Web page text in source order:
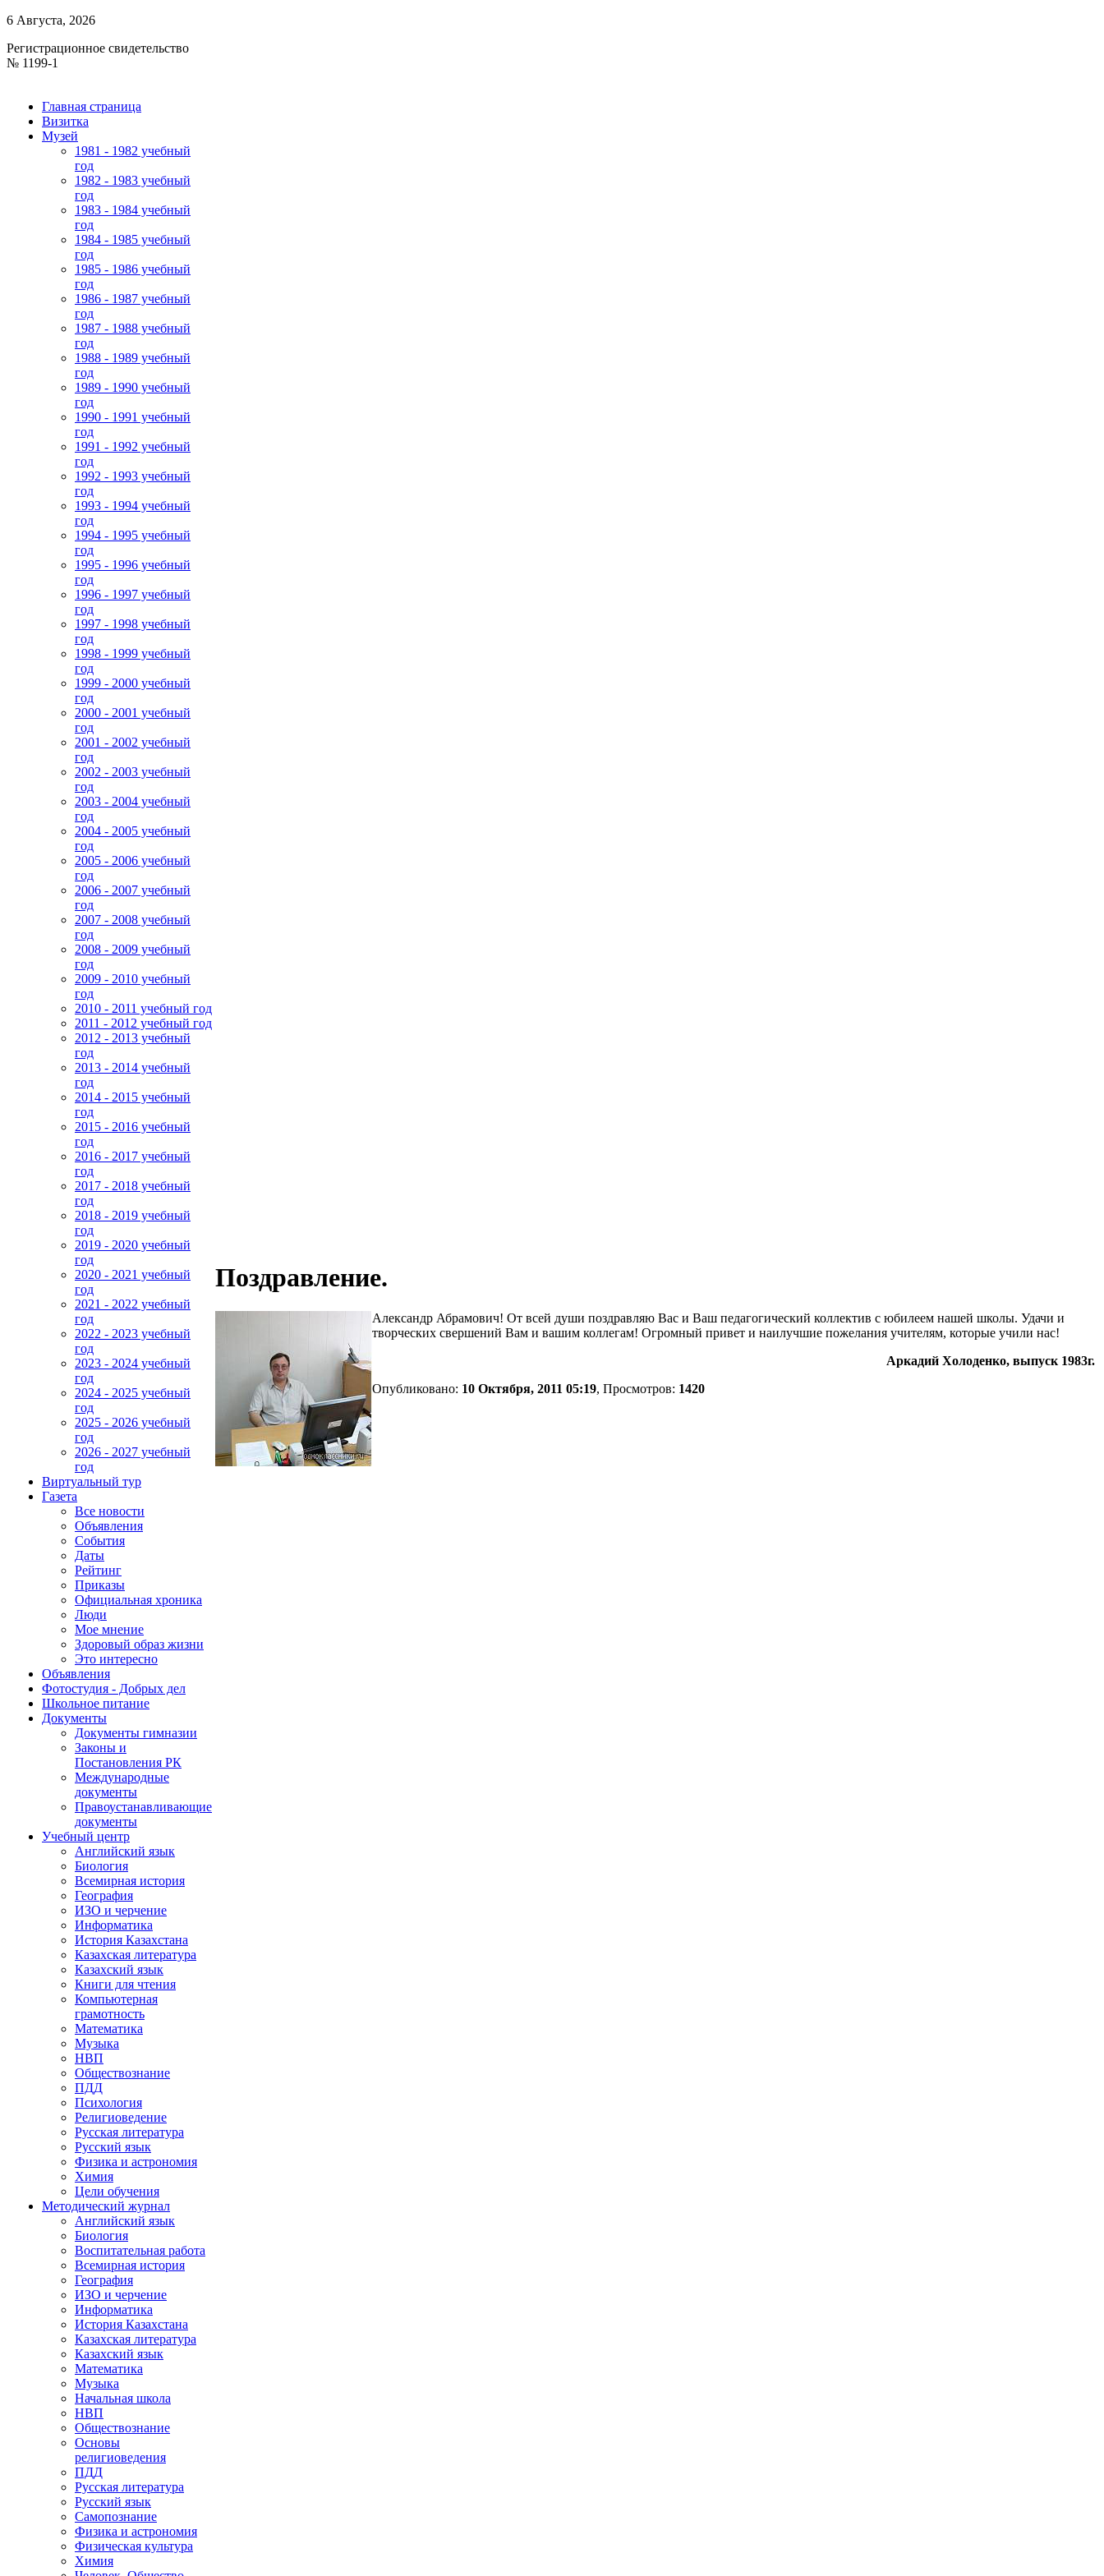
6 Августа, 2026
Регистрационное свидетельство
№ 1199-1
Главная страница
Визитка
Музей
1981 - 1982 учебный
год
1982 - 1983 учебный
год
1983 - 1984 учебный
год
1984 - 1985 учебный
год
1985 - 1986 учебный
год
1986 - 1987 учебный
год
1987 - 1988 учебный
год
1988 - 1989 учебный
год
1989 - 1990 учебный
год
1990 - 1991 учебный
год
1991 - 1992 учебный
год
1992 - 1993 учебный
год
1993 - 1994 учебный
год
1994 - 1995 учебный
год
1995 - 1996 учебный
год
1996 - 1997 учебный
год
1997 - 1998 учебный
год
1998 - 1999 учебный
год
1999 - 2000 учебный
год
2000 - 2001 учебный
год
2001 - 2002 учебный
год
2002 - 2003 учебный
год
2003 - 2004 учебный
год
2004 - 2005 учебный
год
2005 - 2006 учебный
год
2006 - 2007 учебный
год
2007 - 2008 учебный
год
2008 - 2009 учебный
год
2009 - 2010 учебный
год
2010 - 2011 учебный год
2011 - 2012 учебный год
2012 - 2013 учебный
год
2013 - 2014 учебный
год
2014 - 2015 учебный
год
2015 - 2016 учебный
год
2016 - 2017 учебный
год
2017 - 2018 учебный
год
2018 - 2019 учебный
год
2019 - 2020 учебный
год
2020 - 2021 учебный
год
2021 - 2022 учебный
год
2022 - 2023 учебный
год
2023 - 2024 учебный
год
2024 - 2025 учебный
год
2025 - 2026 учебный
год
2026 - 2027 учебный
год
Виртуальный тур
Газета
Все новости
Объявления
События
Даты
Рейтинг
Приказы
Официальная хроника
Люди
Мое мнение
Здоровый образ жизни
Это интересно
Объявления
Фотостудия - Добрых дел
Школьное питание
Документы
Документы гимназии
Законы и
Постановления РК
Международные
документы
Правоустанавливающие
документы
Учебный центр
Английский язык
Биология
Всемирная история
География
ИЗО и черчение
Информатика
История Казахстана
Казахская литература
Казахский язык
Книги для чтения
Компьютерная
грамотность
Математика
Музыка
НВП
Обществознание
ПДД
Психология
Религиоведение
Русская литература
Русский язык
Физика и астрономия
Химия
Цели обучения
Методический журнал
Английский язык
Биология
Воспитательная работа
Всемирная история
География
ИЗО и черчение
Информатика
История Казахстана
Казахская литература
Казахский язык
Математика
Музыка
Начальная школа
НВП
Обществознание
Основы
религиоведения
ПДД
Русская литература
Русский язык
Самопознание
Физика и астрономия
Физическая культура
Химия
Поздравление.
Александр Абрамович! От всей души поздравляю Вас и Ваш педагогический коллектив с юбилеем нашей школы. Удачи и
творческих свершений Вам и вашим коллегам! Огромный привет и наилучшие пожелания учителям, которые учили нас!
Аркадий Холоденко, выпуск 1983г.
Опубликовано: 10 Октября, 2011 05:19, Просмотров: 1420